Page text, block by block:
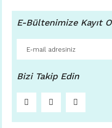
E-Bültenimize Kayıt
Bizi Takip Edin